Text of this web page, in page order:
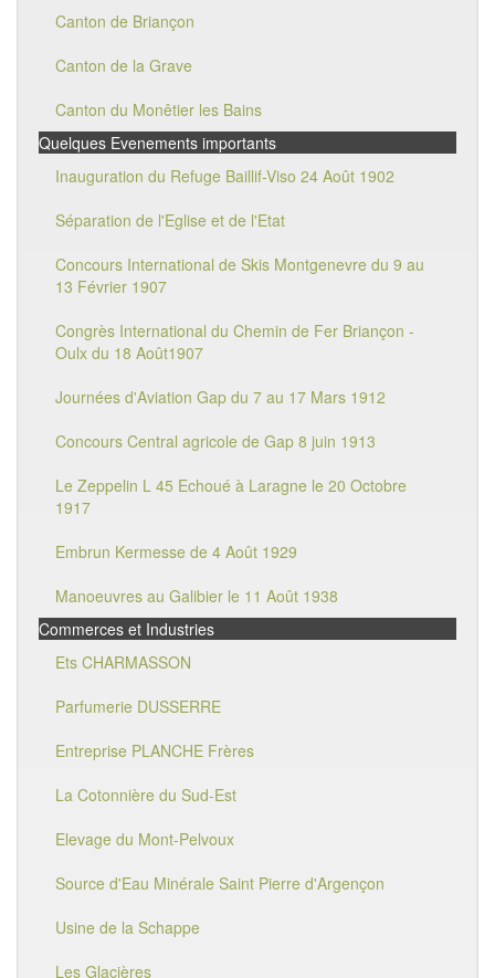
Canton de Briançon
Canton de la Grave
Canton du Monêtier les Bains
Quelques Evenements importants
Inauguration du Refuge Baillif-Viso 24 Août 1902
Séparation de l'Eglise et de l'Etat
Concours International de Skis Montgenevre du 9 au
13 Février 1907
Congrès International du Chemin de Fer Briançon -
Oulx du 18 Août1907
Journées d'Aviation Gap du 7 au 17 Mars 1912
Concours Central agricole de Gap 8 juin 1913
Le Zeppelin L 45 Echoué à Laragne le 20 Octobre
1917
Embrun Kermesse de 4 Août 1929
Manoeuvres au Galibier le 11 Août 1938
Commerces et Industries
Ets CHARMASSON
Parfumerie DUSSERRE
Entreprise PLANCHE Frères
La Cotonnière du Sud-Est
Elevage du Mont-Pelvoux
Source d'Eau Minérale Saint Pierre d'Argençon
Usine de la Schappe
Les Glacières